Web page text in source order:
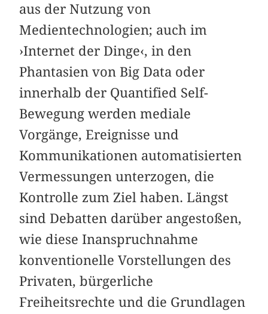
aus der Nutzung von
Medientechnologien; auch im
›Internet der Dinge‹, in den
Phantasien von Big Data oder
innerhalb der Quantified Self-
Bewegung werden mediale
Vorgänge, Ereignisse und
Kommunikationen automatisierten
Vermessungen unterzogen, die
Kontrolle zum Ziel haben. Längst
sind Debatten darüber angestoßen,
wie diese Inanspruchnahme
konventionelle Vorstellungen des
Privaten, bürgerliche
Freiheitsrechte und die Grundlagen